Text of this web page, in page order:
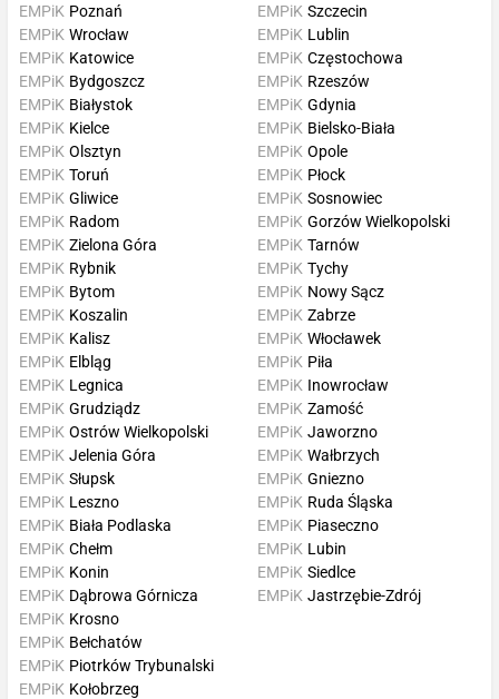
EMPiK Poznań
EMPiK Wrocław
EMPiK Szczecin
EMPiK Lublin
EMPiK Katowice
EMPiK Bydgoszcz
EMPiK Białystok
EMPiK Kielce
EMPiK Częstochowa
EMPiK Rzeszów
EMPiK Gdynia
EMPiK Bielsko-Biała
EMPiK Olsztyn
EMPiK Toruń
EMPiK Gliwice
EMPiK Radom
EMPiK Opole
EMPiK Płock
EMPiK Sosnowiec
EMPiK Gorzów Wielkopolski
EMPiK Zielona Góra
EMPiK Rybnik
EMPiK Bytom
EMPiK Koszalin
EMPiK Tarnów
EMPiK Tychy
EMPiK Nowy Sącz
EMPiK Zabrze
EMPiK Kalisz
EMPiK Elbląg
EMPiK Legnica
EMPiK Grudziądz
EMPiK Włocławek
EMPiK Piła
EMPiK Inowrocław
EMPiK Zamość
EMPiK Ostrów Wielkopolski
EMPiK Jelenia Góra
EMPiK Słupsk
EMPiK Leszno
EMPiK Jaworzno
EMPiK Wałbrzych
EMPiK Gniezno
EMPiK Ruda Śląska
EMPiK Biała Podlaska
EMPiK Chełm
EMPiK Konin
EMPiK Dąbrowa Górnicza
EMPiK Piaseczno
EMPiK Lubin
EMPiK Siedlce
EMPiK Jastrzębie-Zdrój
EMPiK Krosno
EMPiK Bełchatów
EMPiK Piotrków Trybunalski
EMPiK Kołobrzeg